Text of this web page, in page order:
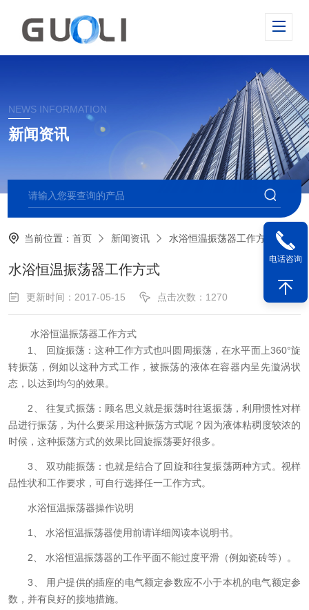
NEWS INFORMATION
新闻资讯
当前位置：首页 新闻资讯 水浴恒温振荡器工作方式
水浴恒温振荡器工作方式
更新时间：2017-05-15 点击次数：1270
水浴恒温振荡器工作方式
1、 回旋振荡：这种工作方式也叫圆周振荡，在水平面上360°旋
转振荡，例如以这种方式工作，被振荡的液体在容器内呈先漩涡状
态，以达到均匀的效果。
2、 往复式振荡：顾名思义就是振荡时往返振荡，利用惯性对样
品进行振荡，为什么要采用这种振荡方式呢？因为液体粘稠度较浓的
时候，这种振荡方式的效果比回旋振荡要好很多。
3、 双功能振荡：也就是结合了回旋和往复振荡两种方式。视样
品性状和工作要求，可自行选择任一工作方式。
水浴恒温振荡器操作说明
1、 水浴恒温振荡器使用前请详细阅读本说明书。
2、 水浴恒温振荡器的工作平面不能过度平滑（例如瓷砖等）。
3、 用户提供的插座的电气额定参数应不小于本机的电气额定参
数，并有良好的接地措施。
电话咨询